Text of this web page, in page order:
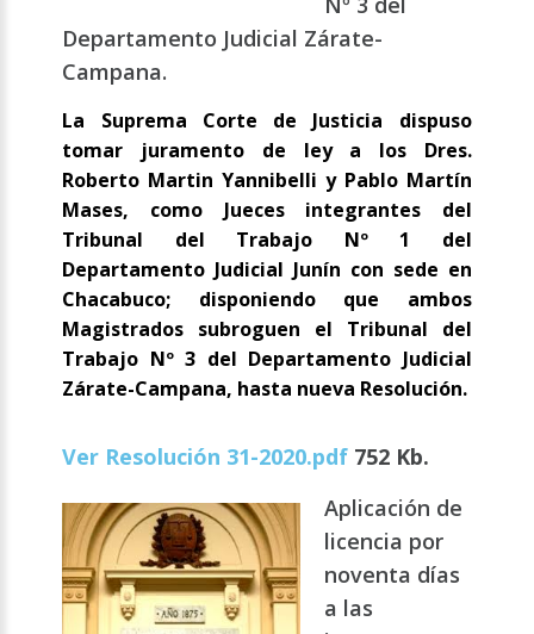
Departamento Judicial Zárate-
Campana.
La Suprema Corte de Justicia dispuso
tomar juramento de ley a los Dres.
Roberto Martin Yannibelli y Pablo Martín
Mases, como Jueces integrantes del
Tribunal del Trabajo Nº 1 del
Departamento Judicial Junín con sede en
Chacabuco; disponiendo que ambos
Magistrados subroguen el Tribunal del
Trabajo Nº 3 del Departamento Judicial
Zárate-Campana, hasta nueva Resolución.
Ver Resolución 31-2020.pdf 752 Kb.
Aplicación de
licencia por
noventa días
a las